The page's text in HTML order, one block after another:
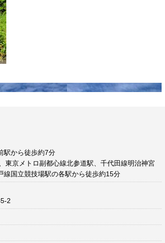
駅から徒歩約7分
東京メトロ副都心線北参道駅、千代田線明治神宮
線国立競技場駅の各駅から徒歩約15分
2